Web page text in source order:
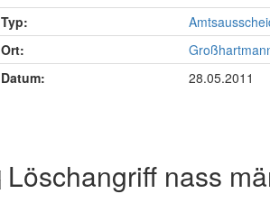
Typ:
Ort:
Datum:
28.05.2011
Löschangriff nass